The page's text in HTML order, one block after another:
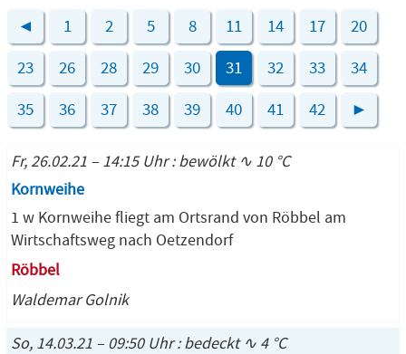
◄ 1 2 5 8 11 14 17 20
23 26 28 29 30 31 32 33 34
35 36 37 38 39 40 41 42 ►
Fr, 26.02.21 – 14:15 Uhr : bewölkt ∿ 10 °C
Kornweihe
1 w Kornweihe fliegt am Ortsrand von Röbbel am
Wirtschaftsweg nach Oetzendorf
Röbbel
Waldemar Golnik
So, 14.03.21 – 09:50 Uhr : bedeckt ∿ 4 °C